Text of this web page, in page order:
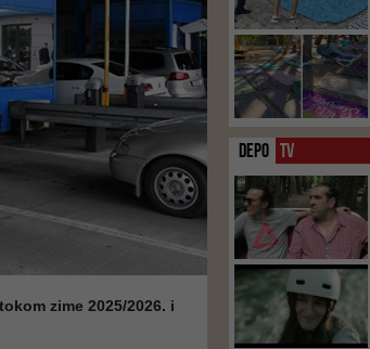
zime 2025/2026. i
DEPO TV